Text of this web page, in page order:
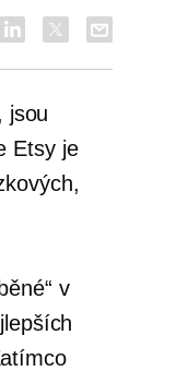
jsou
Etsy je
v